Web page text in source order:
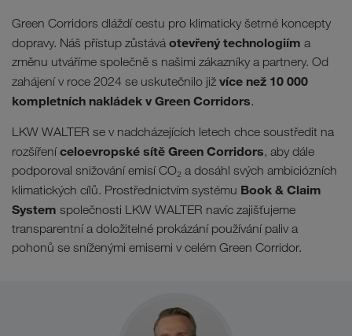
Green Corridors dláždí cestu pro klimaticky šetrné koncepty
dopravy. Náš přístup zůstává otevřený technologiím a
změnu utváříme společně s našimi zákazníky a partnery. Od
zahájení v roce 2024 se uskutečnilo již více než 10 000
kompletních nakládek v Green Corridors.
LKW WALTER se v nadcházejících letech chce soustředit na
rozšířeníceloevropské sítě Green Corridors, aby dále
podporoval snižování emisí CO₂ a dosáhl svých ambiciózních
klimatických cílů. Prostřednictvím systému Book & Claim
System společnosti LKW WALTER navíc zajišťujeme
transparentní a doložitelné prokázání používání paliv a
pohonů se sníženými emisemi v celém Green Corridor.